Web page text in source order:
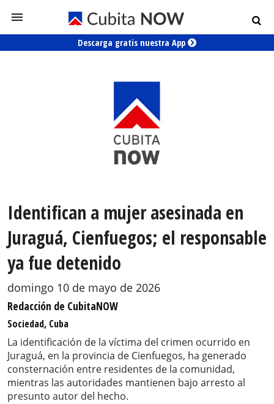
Descarga gratis nuestra App
Identifican a mujer asesinada en
Juraguá, Cienfuegos; el responsable
ya fue detenido
domingo 10 de mayo de 2026
Redacción de CubitaNOW
Sociedad, Cuba
La identificación de la víctima del crimen ocurrido en
Juraguá, en la provincia de Cienfuegos, ha generado
consternación entre residentes de la comunidad,
mientras las autoridades mantienen bajo arresto al
presunto autor del hecho.